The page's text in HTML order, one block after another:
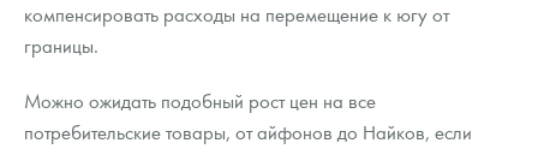
компенсировать расходы на перемещение к югу от
границы.
Можно ожидать подобный рост цен на все
потребительские товары, от айфонов до Найков, если